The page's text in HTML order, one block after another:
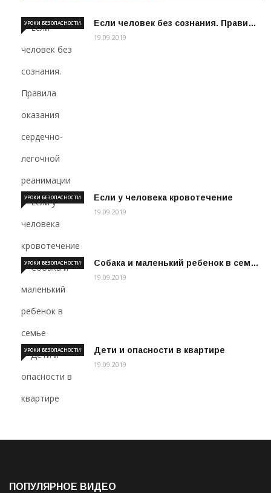
Если человек без сознания. Прави…
УРОКИ БЕЗОПАСНОСТИ
19.09.2019
Если у человека кровотечение
УРОКИ БЕЗОПАСНОСТИ
19.09.2019
Собака и маленький ребенок в сем…
УРОКИ БЕЗОПАСНОСТИ
19.09.2019
Дети и опасности в квартире
УРОКИ БЕЗОПАСНОСТИ
19.09.2019
ПОПУЛЯРНОЕ ВИДЕО